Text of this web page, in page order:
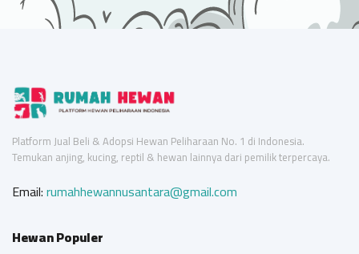
Platform Jual Beli & Adopsi Hewan Peliharaan No. 1 di Indonesia.
Temukan anjing, kucing, reptil & hewan lainnya dari pemilik terpercaya.
Email:rumahhewannusantara@gmail.com
Hewan Populer